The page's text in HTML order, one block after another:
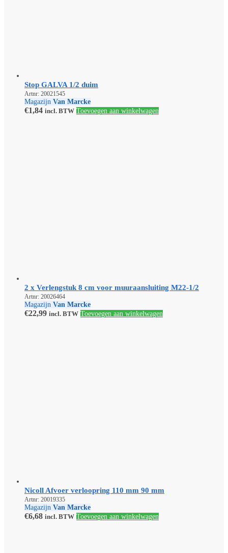
Stop GALVA 1/2 duim
Artnr: 20021545
Magazijn Van Marcke
€1,84 incl. BTW Toevoegen aan winkelwagen
2 x Verlengstuk 8 cm voor muuraansluiting M22-1/2
Artnr: 20026464
Magazijn Van Marcke
€22,99 incl. BTW Toevoegen aan winkelwagen
Nicoll Afvoer verloopring 110 mm 90 mm
Artnr: 20019335
Magazijn Van Marcke
€6,68 incl. BTW Toevoegen aan winkelwagen